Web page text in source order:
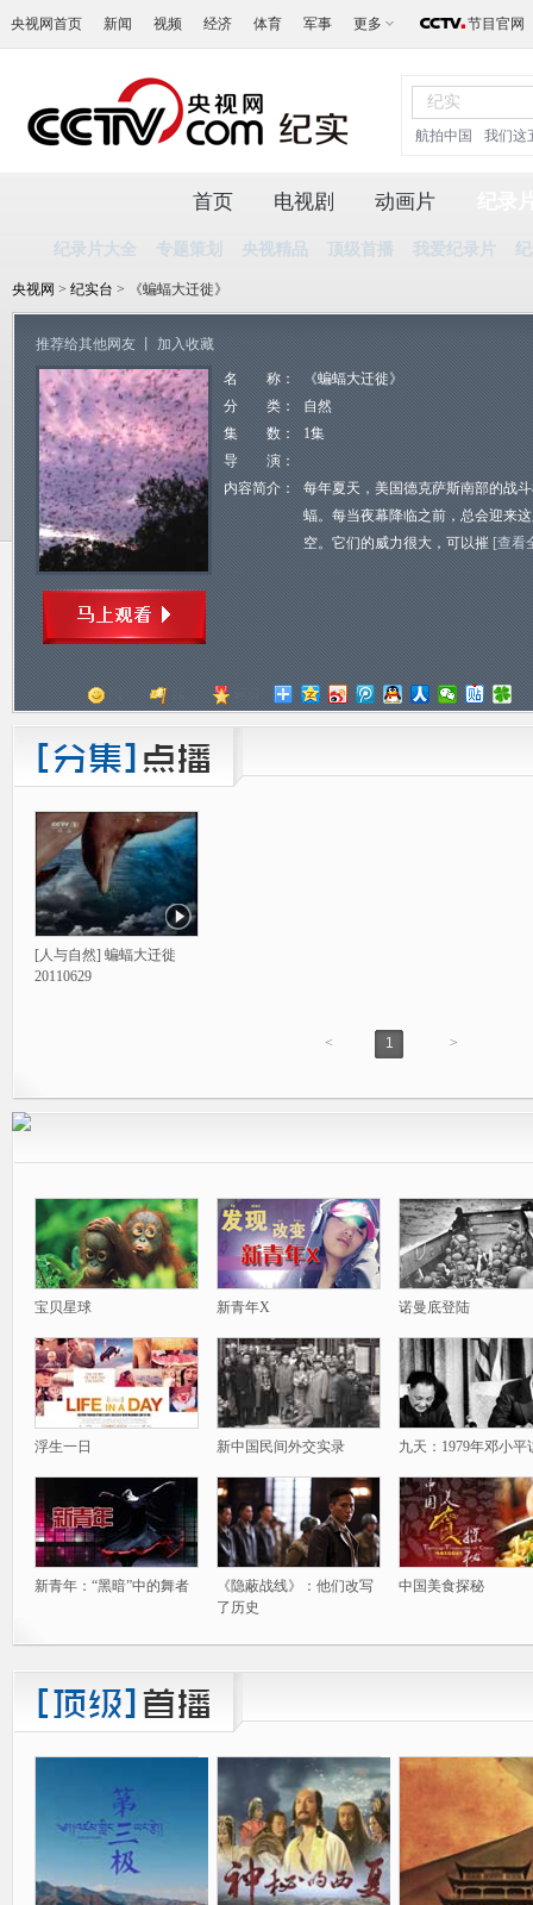
央视网首页 新闻 视频 经济 体育 军事 更多 节目官网
航拍中国 我们这
首页 电视剧 动画片
纪录片大全 专题策划 央视精品 顶级首播 我爱纪录片
央视网 > 纪实台 > 《蝙蝠大迁徙》
推荐给其他网友 加入收藏
名 称：
《蝙蝠大迁徙》
分 类：
自然
集 数：
1集
导 演：
内容简介：
每年夏天，美国德克萨斯南部的战
蝠。每当夜幕降临之前，总会迎来
空。它们的威力很大，可以摧 [查看
[人与自然] 蝙蝠大迁徙
20110629
< 1 >
宝贝星球 新青年X 诺曼底登陆
浮生一日 新中国民间外交实录 九天：1979年邓小平
新青年：“黑暗”中的舞者
《隐蔽战线》：他们改写
了历史
中国美食探秘